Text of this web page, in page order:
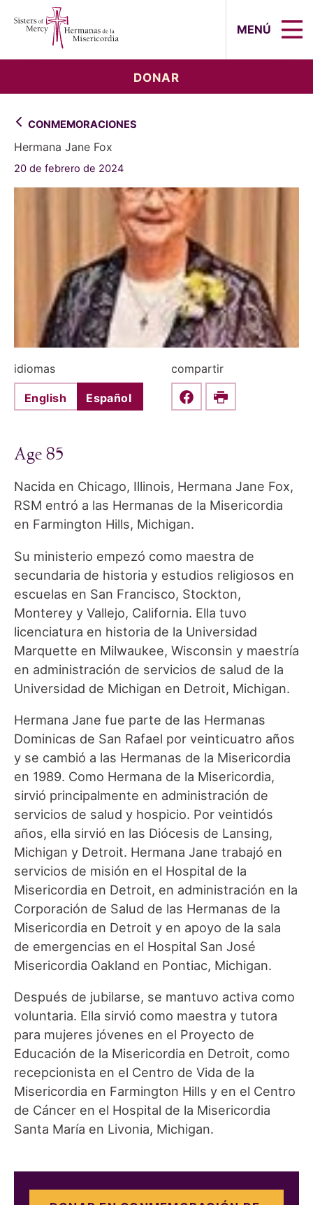
MENÚ
DONAR
CONMEMORACIONES
Hermana Jane Fox
20 de febrero de 2024
idiomas
English Español
compartir
Share this on Facebook
Print
Age 85
Nacida en Chicago, Illinois, Hermana Jane Fox,
RSM entró a las Hermanas de la Misericordia
en Farmington Hills, Michigan.
Su ministerio empezó como maestra de
secundaria de historia y estudios religiosos en
escuelas en San Francisco, Stockton,
Monterey y Vallejo, California. Ella tuvo
licenciatura en historia de la Universidad
Marquette en Milwaukee, Wisconsin y maestría
en administración de servicios de salud de la
Universidad de Michigan en Detroit, Michigan.
Hermana Jane fue parte de las Hermanas
Dominicas de San Rafael por veinticuatro años
y se cambió a las Hermanas de la Misericordia
en 1989. Como Hermana de la Misericordia,
sirvió principalmente en administración de
servicios de salud y hospicio. Por veintidós
años, ella sirvió en las Diócesis de Lansing,
Michigan y Detroit. Hermana Jane trabajó en
servicios de misión en el Hospital de la
Misericordia en Detroit, en administración en la
Corporación de Salud de las Hermanas de la
Misericordia en Detroit y en apoyo de la sala
de emergencias en el Hospital San José
Misericordia Oakland en Pontiac, Michigan.
Después de jubilarse, se mantuvo activa como
voluntaria. Ella sirvió como maestra y tutora
para mujeres jóvenes en el Proyecto de
Educación de la Misericordia en Detroit, como
recepcionista en el Centro de Vida de la
Misericordia en Farmington Hills y en el Centro
de Cáncer en el Hospital de la Misericordia
Santa María en Livonia, Michigan.